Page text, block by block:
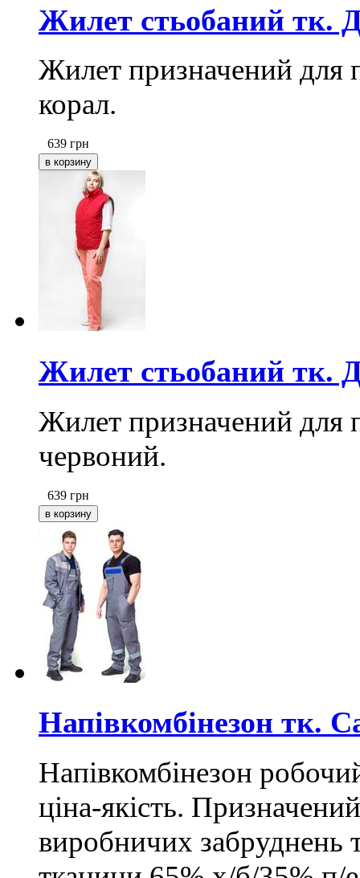
Жилет стьобаний тк.
Жилет призначений для
корал.
639 грн
Жилет стьобаний тк.
Жилет призначений для
червоний.
639 грн
Напівкомбінезон тк.
Напівкомбінезон
ціна-якість.
виробничих забруднень